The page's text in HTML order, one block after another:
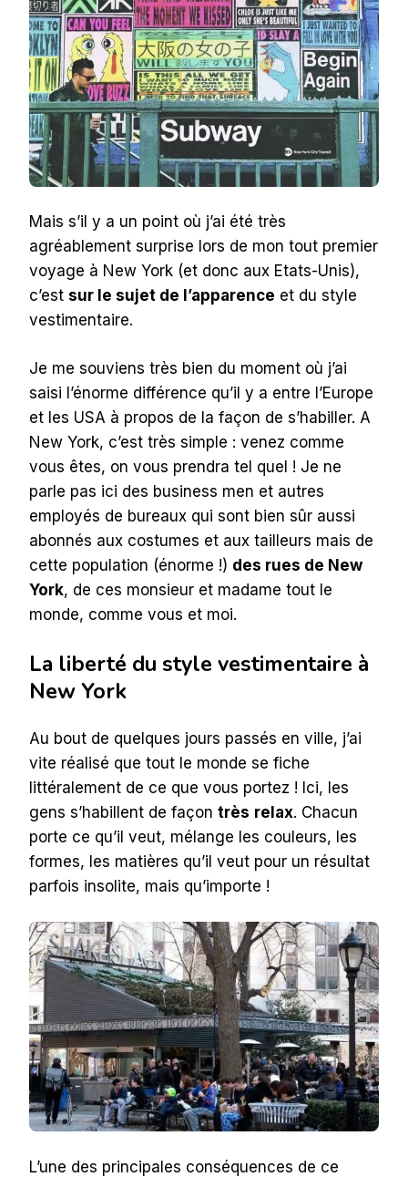
Mais s’il y a un point où j’ai été très
agréablement surprise lors de mon tout premier
voyage à New York (et donc aux Etats-Unis),
c’est sur le sujet de l’apparence et du style
vestimentaire.
Je me souviens très bien du moment où j’ai
saisi l’énorme différence qu’il y a entre l’Europe
et les USA à propos de la façon de s’habiller. A
New York, c’est très simple : venez comme
vous êtes, on vous prendra tel quel ! Je ne
parle pas ici des business men et autres
employés de bureaux qui sont bien sûr aussi
abonnés aux costumes et aux tailleurs mais de
cette population (énorme !) des rues de New
York, de ces monsieur et madame tout le
monde, comme vous et moi.
La liberté du style vestimentaire à
New York
Au bout de quelques jours passés en ville, j’ai
vite réalisé que tout le monde se fiche
littéralement de ce que vous portez ! Ici, les
gens s’habillent de façon très relax. Chacun
porte ce qu’il veut, mélange les couleurs, les
formes, les matières qu’il veut pour un résultat
parfois insolite, mais qu’importe !
L’une des principales conséquences de ce